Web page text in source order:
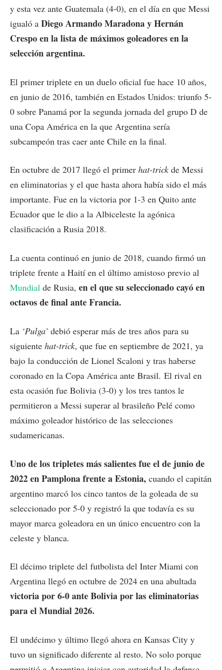
y esta vez ante Guatemala (4-0), en el día en que Messi
igualó a Diego Armando Maradona y Hernán
Crespo en la lista de máximos goleadores en la
selección argentina.
El primer triplete en un duelo oficial fue hace 10 años,
en junio de 2016, también en Estados Unidos: triunfo 5-
0 sobre Panamá por la segunda jornada del grupo D de
una Copa América en la que Argentina sería
subcampeón tras caer ante Chile en la final.
En octubre de 2017 llegó el primer hat-trick de Messi
en eliminatorias y el que hasta ahora había sido el más
importante. Fue en la victoria por 1-3 en Quito ante
Ecuador que le dio a la Albiceleste la agónica
clasificación a Rusia 2018.
La cuenta continuó en junio de 2018, cuando firmó un
triplete frente a Haití en el último amistoso previo al
Mundial de Rusia, en el que su seleccionado cayó en
octavos de final ante Francia.
La ‘Pulga’ debió esperar más de tres años para su
siguiente hat-trick, que fue en septiembre de 2021, ya
bajo la conducción de Lionel Scaloni y tras haberse
coronado en la Copa América ante Brasil. El rival en
esta ocasión fue Bolivia (3-0) y los tres tantos le
permitieron a Messi superar al brasileño Pelé como
máximo goleador histórico de las selecciones
sudamericanas.
Uno de los tripletes más salientes fue el de junio de
2022 en Pamplona frente a Estonia, cuando el capitán
argentino marcó los cinco tantos de la goleada de su
seleccionado por 5-0 y registró la que todavía es su
mayor marca goleadora en un único encuentro con la
celeste y blanca.
El décimo triplete del futbolista del Inter Miami con
Argentina llegó en octubre de 2024 en una abultada
victoria por 6-0 ante Bolivia por las eliminatorias
para el Mundial 2026.
El undécimo y último llegó ahora en Kansas City y
tuvo un significado diferente al resto. No solo porque